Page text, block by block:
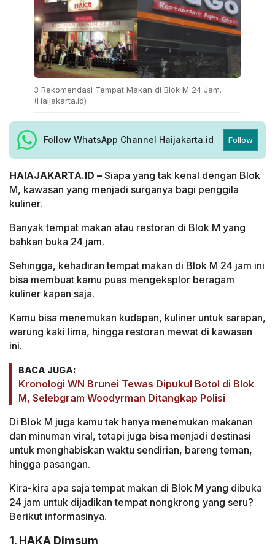
3 Rekomendasi Tempat Makan di Blok M 24 Jam.
(Haijakarta.id)
Follow WhatsApp Channel Haijakarta.id Follow
HAIAJAKARTA.ID – Siapa yang tak kenal dengan Blok
M, kawasan yang menjadi surganya bagi penggila
kuliner.
Banyak tempat makan atau restoran di Blok M yang
bahkan buka 24 jam.
Sehingga, kehadiran tempat makan di Blok M 24 jam ini
bisa membuat kamu puas mengeksplor beragam
kuliner kapan saja.
Kamu bisa menemukan kudapan, kuliner untuk sarapan,
warung kaki lima, hingga restoran mewat di kawasan
ini.
BACA JUGA:
Kronologi WN Brunei Tewas Dipukul Botol di Blok
M, Selebgram Woodyrman Ditangkap Polisi
Di Blok M juga kamu tak hanya menemukan makanan
dan minuman viral, tetapi juga bisa menjadi destinasi
untuk menghabiskan waktu sendirian, bareng teman,
hingga pasangan.
Kira-kira apa saja tempat makan di Blok M yang dibuka
24 jam untuk dijadikan tempat nongkrong yang seru?
Berikut informasinya.
1. HAKA Dimsum